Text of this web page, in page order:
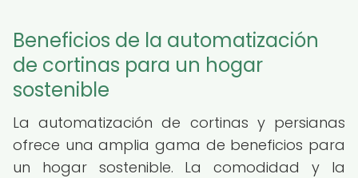
Beneficios de la automatización
de cortinas para un hogar
sostenible
La automatización de cortinas y persianas
ofrece una amplia gama de beneficios para
un hogar sostenible. La comodidad y la